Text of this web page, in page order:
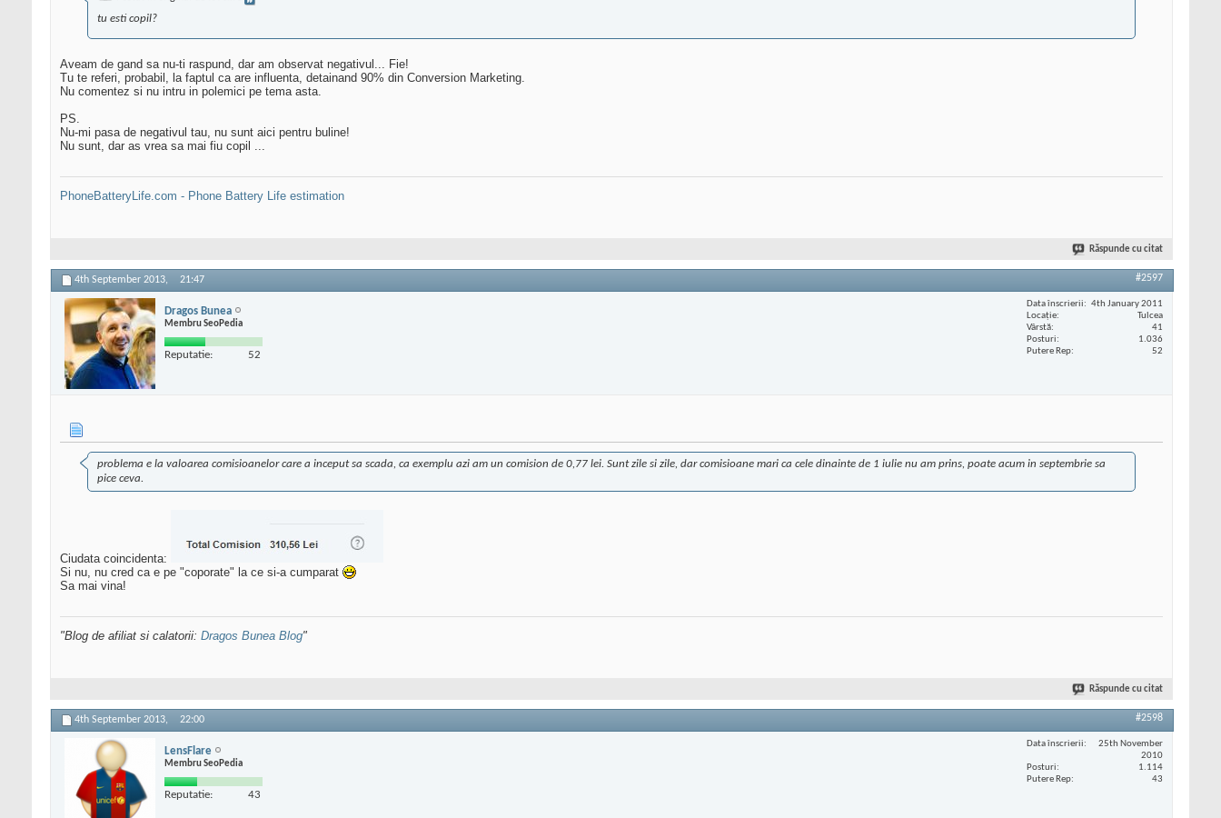
tu esti copil?
Aveam de gand sa nu-ti raspund, dar am observat negativul... Fie!
Tu te referi, probabil, la faptul ca are influenta, detainand 90% din Conversion Marketing.
Nu comentez si nu intru in polemici pe tema asta.
PS.
Nu-mi pasa de negativul tau, nu sunt aici pentru buline!
Nu sunt, dar as vrea sa mai fiu copil ...
PhoneBatteryLife.com - Phone Battery Life estimation
Răspunde cu citat
4th September 2013, 21:47 #2597
Dragos Bunea
Membru SeoPedia
Reputatie: 52
Data înscrierii
4th January 2011
Locaţie
Tulcea
Vârstă
41
Posturi
1.036
Putere Rep
52
problema e la valoarea comisioanelor care a inceput sa scada, ca exemplu azi am un comision de 0,77 lei. Sunt zile si zile, dar comisioane mari ca cele dinainte de 1 iulie nu am prins, poate acum in septembrie sa
pice ceva.
Ciudata coincidenta:
Si nu, nu cred ca e pe "coporate" la ce si-a cumparat
Sa mai vina!
"Blog de afiliat si calatorii: Dragos Bunea Blog"
Răspunde cu citat
4th September 2013, 22:00 #2598
LensFlare
Membru SeoPedia
Reputatie: 43
Data înscrierii
25th November
2010
Posturi
1.114
Putere Rep
43